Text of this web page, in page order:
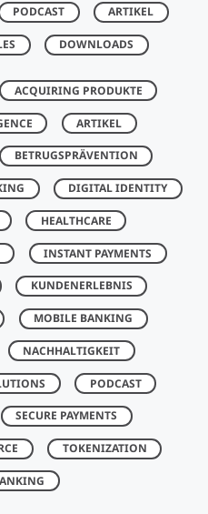
PODCAST ARTIKEL
DOWNLOADS
ACQUIRING PRODUKTE
ARTIKEL
BETRUGSPRÄVENTION
DIGITAL IDENTITY
HEALTHCARE
INSTANT PAYMENTS
KUNDENERLEBNIS
MOBILE BANKING
NACHHALTIGKEIT
PODCAST
SECURE PAYMENTS
TOKENIZATION